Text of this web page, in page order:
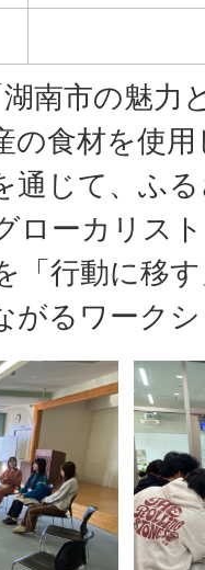
南市の魅力
の食材を使
通じて、ふ
ローカリス
「行動に移
がるワーク